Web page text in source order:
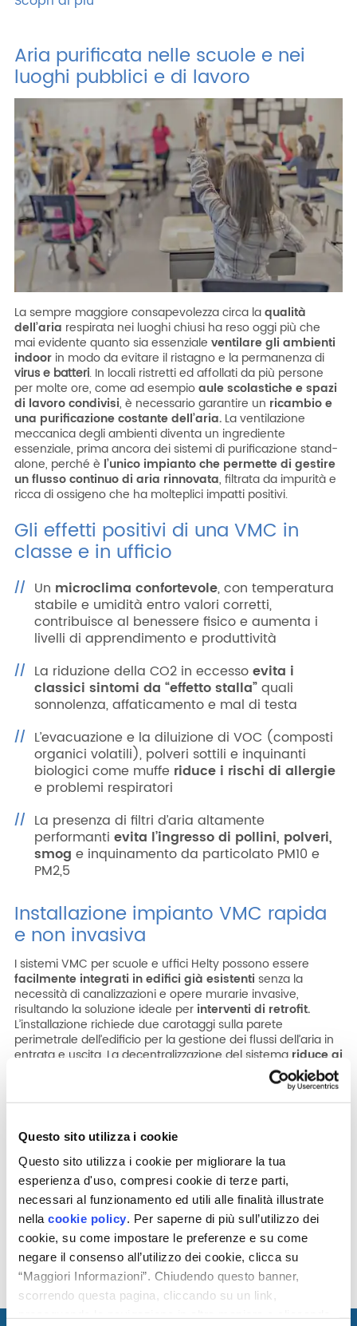
Questo sito utilizza i cookie
Questo sito utilizza i cookie per migliorare la tua
esperienza d'uso, compresi cookie di terze parti,
necessari al funzionamento ed utili alle finalità illustrate
nella cookie policy. Per saperne di più sull’utilizzo dei
cookie, su come impostare le preferenze e su come
negare il consenso all’utilizzo dei cookie, clicca su
“Maggiori Informazioni”. Chiudendo questo banner,
scorrendo questa pagina, cliccando su un link,
Aria purificata nelle scuole e nei
luoghi pubblici e di lavoro
La sempre maggiore consapevolezza circa laqualità
dell’aria respirata nei luoghi chiusi ha reso oggi più che
mai evidente quanto sia essenziale ventilare gli ambienti
indoorin modo da evitare il ristagno e la permanenza di
virus e batteri. In locali ristretti ed affollati da più persone
per molte ore, come ad esempioaule scolastiche e spazi
di lavoro condivisi, è necessario garantire un ricambio e
una purificazione costante dell’aria.La ventilazione
meccanica degli ambienti diventa un ingrediente
essenziale, prima ancora dei sistemi di purificazione stand-
alone, perché è l’unico impianto che permette di gestire
un flusso continuo di aria rinnovata, filtrata da impurità e
ricca di ossigeno che ha molteplici impatti positivi.
Gli effetti positivi di una VMC in
classe e in ufficio
Un microclima confortevole, con temperatura
stabile e umidità entro valori corretti,
contribuisce al benessere fisico e aumenta i
livelli di apprendimento e produttività
La riduzione della CO2 in eccessoevita i
classici sintomi da “effetto stalla”quali
sonnolenza, affaticamento e mal di testa
L’evacuazione e la diluizione di VOC (composti
organici volatili), polveri sottili e inquinanti
biologici come muffe riduce i rischi di allergie
e problemi respiratori
La presenza di filtri d’aria altamente
performanti evita l’ingresso di pollini, polveri,
smog e inquinamento da particolato PM10 e
PM2,5
Installazione impianto VMC rapida
e non invasiva
I sistemi VMC per scuole e uffici Helty possono essere
facilmente integrati in edifici già esistentisenza la
necessità di canalizzazioni e opere murarie invasive,
risultando la soluzione ideale per interventi di retrofit.
L’installazione richiede due carotaggi sulla parete
perimetrale dell’edificio per la gestione dei flussi dell’aria in
entrata e uscita. La decentralizzazione del sistema riduce ai
minimi termini le periodiche operazioni di sanificazione.
Abbattimento degli sprechi
energetici
Il ricambio aria mediante sistemi vmcevita gli sbalzi
termici e le dispersionidovute all’apertura delle finestre
per arieggiare i locali, con un conseguente risparmio sui
costi di riscaldamento e climatizzazione. Inoltre, a differenza
delle VMC push-pull che hanno valori altalenanti nel
recupero di calore, tutti le VMC Helty si basano sulla
tecnologia diventilazione a doppio flusso continuoche
consente di averevalori di efficienza termica consistenti
e costanti.